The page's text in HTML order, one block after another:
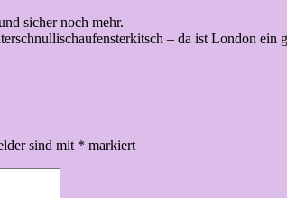
sicher noch mehr.
– da ist London
sind mit * markiert